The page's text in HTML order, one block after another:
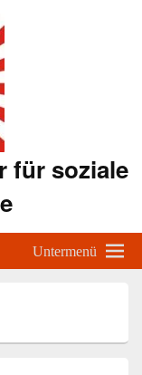
für soziale
Untermenü